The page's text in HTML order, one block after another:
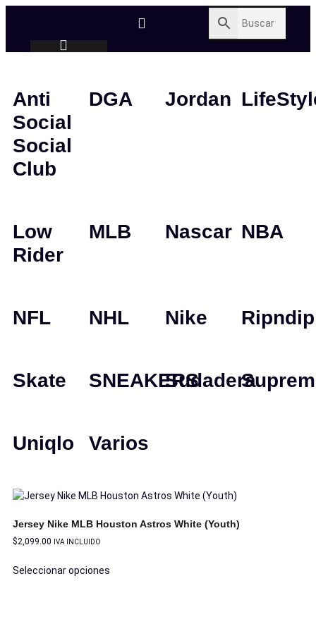
Anti
Social
Social
Club
DGA Jordan
Low
Rider
MLB Nascar NBA
NFL NHL Nike Ripndip
Skate SNEAKERSSudadera
Uniqlo Varios
Jersey Nike MLB Houston Astros White (Youth)
$2,099.00 IVA INCLUIDO
Seleccionar opciones